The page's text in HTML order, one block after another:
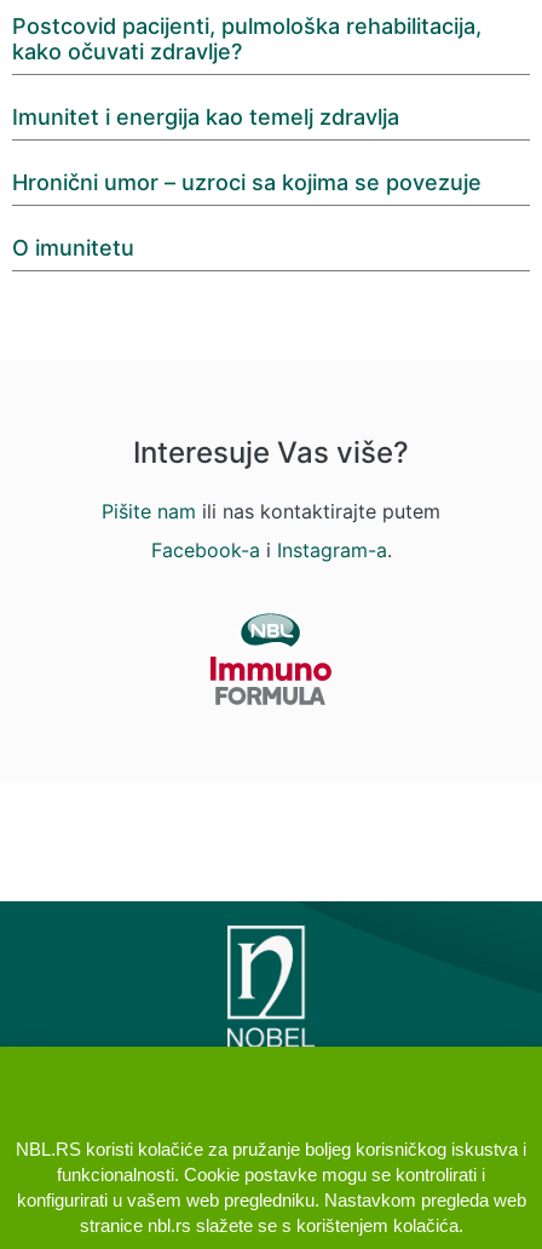
Postcovid pacijenti, pulmološka rehabilitacija,
kako očuvati zdravlje?
Imunitet i energija kao temelj zdravlja
Hronični umor – uzroci sa kojima se povezuje
O imunitetu
Interesuje Vas više?
Pišite nam ili nas kontaktirajte putem
Facebook-a i Instagram-a.
ILAC SANAYII VE TICARET AS
BEOGRAD (VRAČAR)
KONTAKT
Brane Crnčevića 5, 11000 Beograd Srbija
NBL.RS koristi kolačiće za pružanje boljeg korisničkog iskustva i
funkcionalnosti. Cookie postavke mogu se kontrolirati i
konfigurirati u vašem web pregledniku. Nastavkom pregleda web
stranice nbl.rs slažete se s korištenjem kolačića.